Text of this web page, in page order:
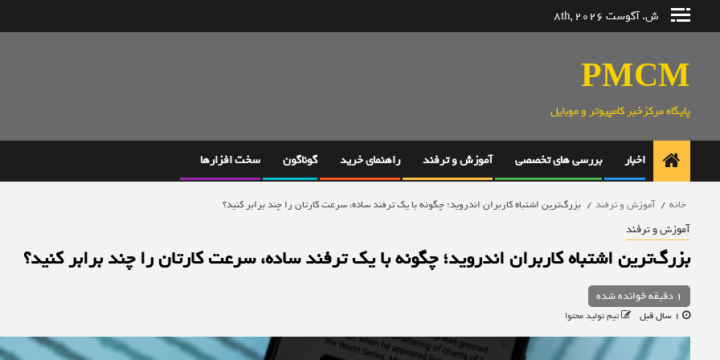
ش. آگوست 8th, 2026
PMCM
پایگاه مرکزخبر کامپیوتر و موبایل
اخبار بررسی های تخصصی آموزش و ترفند راهنمای خرید گوناگون سخت افزارها
خانه آموزش و ترفند بزرگ‌ترین اشتباه کاربران اندروید؛ چگونه با یک ترفند ساده، سرعت کارتان را چند برابر کنید؟
آموزش و ترفند
بزرگ‌ترین اشتباه کاربران اندروید؛ چگونه با یک ترفند ساده، سرعت کارتان را چند برابر کنید؟
1 دقیقه خوانده شده
تیم تولید محتوا